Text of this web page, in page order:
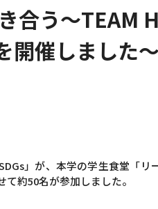
合う～TEAM
開催しました～
」が、本学の学生食堂「
約50名が参加しました。